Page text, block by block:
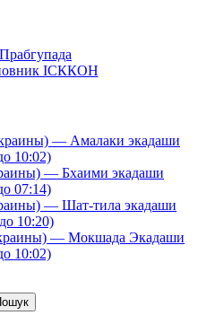
ІСККОН
— Амалаки экадаши
10:02)
— Бхаими экадаши
07:14)
— Шат-тила экадаши
10:20)
— Мокшада Экадаши
10:02)